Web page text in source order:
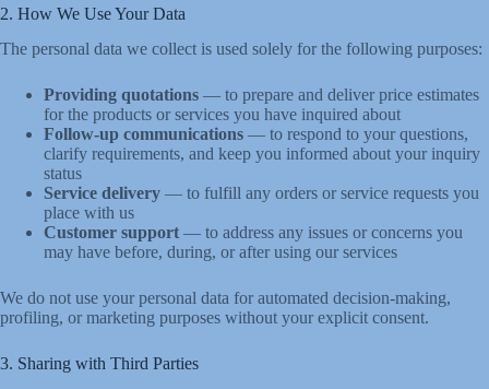
2. How We Use Your Data
The personal data we collect is used solely for the following purposes:
Providing quotations — to prepare and deliver price estimates
for the products or services you have inquired about
Follow-up communications — to respond to your questions,
clarify requirements, and keep you informed about your inquiry
status
Service delivery — to fulfill any orders or service requests you
place with us
Customer support — to address any issues or concerns you
may have before, during, or after using our services
We do not use your personal data for automated decision-making,
profiling, or marketing purposes without your explicit consent.
3. Sharing with Third Parties